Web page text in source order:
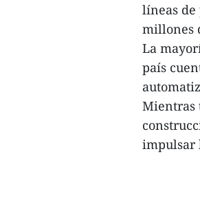
líneas de
millones
La
país
Mientras
impulsar